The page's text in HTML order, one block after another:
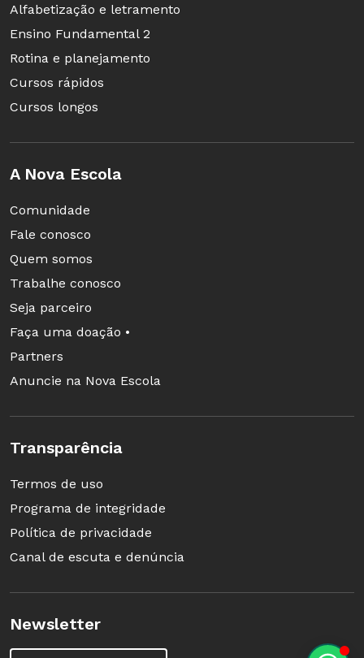
Alfabetização e letramento
Ensino Fundamental 2
Rotina e planejamento
Cursos rápidos
Cursos longos
A Nova Escola
Comunidade
Fale conosco
Quem somos
Trabalhe conosco
Seja parceiro
Faça uma doação •
Partners
Anuncie na Nova Escola
Transparência
Termos de uso
Programa de integridade
Política de privacidade
Canal de escuta e denúncia
Newsletter